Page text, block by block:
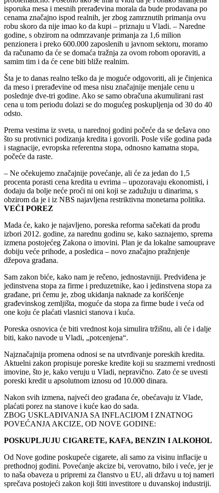
isporuka mesa i mesnih prerađevina morala da bude prodavana po
cenama značajno ispod realnih, jer zbog zamrznutih primanja ovu
robu skoro da nije imao ko da kupi – priznaju u Vladi. – Naredne
godine, s obzirom na odmrzavanje primanja za 1,6 milion
penzionera i preko 600.000 zaposlenih u javnom sektoru, moramo
da računamo da će se domaća tražnja za ovom robom oporaviti, a
samim tim i da će cene biti bliže realnim.
Šta je to danas realno teško da je moguće odgovoriti, ali je činjenica
da meso i prerađevine od mesa nisu značajnije menjale cenu u
poslednje dve-tri godine. Ako se samo obračuna akumulirani rast
cena u tom periodu dolazi se do mogućeg poskupljenja od 30 do 40
odsto.
Prema vestima iz sveta, u narednoj godini počeće da se dešava ono
što su protivnici podizanja kredita i govorili. Posle više godina pada
i stagnacije, evropska referentna stopa, odnosno kamatna stopa,
počeće da raste.
– Ne očekujemo značajnije povećanje, ali će za jedan do 1,5
procenta porasti cena kredita u evrima – upozoravaju ekonomisti, i
dodaju da bolje neće proći ni oni koji se zadužuju u dinarima, s
obzirom da je i iz NBS najavljena restriktivna monetarna politika.
VEĆI POREZ
Mada će, kako je najavljeno, poreska reforma sačekati da prođu
izbori 2012. godine, za narednu godinu se, kako saznajemo, sprema
izmena postojećeg Zakona o imovini. Plan je da lokalne samouprave
dobiju veće prihode, a posledica – novo značajno pražnjenje
džepova građana.
Sam zakon biće, kako nam je rečeno, jednostavniji. Predviđena je
jedinstvena stopa za firme i preduzetnike, kao i jedinstvena stopa za
građane, pri čemu je, zbog ukidanja naknade za korišćenje
građevinskog zemljišta, moguće da stopa za firme bude i veća od
one koju će plaćati vlasnici stanova i kuća.
Poreska osnovica će biti vrednost koja simulira tržišnu, ali će i dalje
biti, kako navode u Vladi, „potcenjena“.
Najznačajnija promena odnosi se na utvrđivanje poreskih kredita.
Aktuelni zakon propisuje poreske kredite koji su srazmerni vrednosti
imovine, što je, kako veruju u Vladi, nepravično. Zato će se uvesti
poreski kredit u apsolutnom iznosu od 10.000 dinara.
Nakon svih izmena, najveći deo građana će, obećavaju iz Vlade,
plaćati porez na stanove i kuće kao do sada.
ZBOG USKLAĐIVANJA SA INFLACIJOM I ZNATNOG
POVEĆANJA AKCIZE, OD NOVE GODINE:
POSKUPLJUJU CIGARETE, KAFA, BENZIN I ALKOHOL
Od Nove godine poskupeće cigarete, ali samo za visinu inflacije u
prethodnoj godini. Povećanje akcize bi, verovatno, bilo i veće, jer je
to naša obaveza u pripremi za članstvo u EU, ali državu u toj nameri
sprečava postojeći zakon koji štiti investitore u duvanskoj industriji.